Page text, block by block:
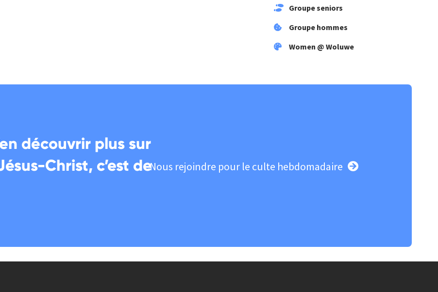
Groupe seniors
Groupe hommes
Women @ Woluwe
découvrir plus sur
Christ, c’est deNous rejoindre pour le culte hebdomadaire